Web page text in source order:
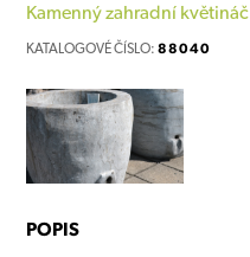
Kamenný zahradní květináč
KATALOGOVÉ ČÍSLO:88040
POPIS